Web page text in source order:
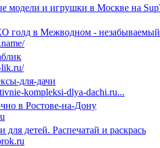
модели и игрушки в Москве на
голд в Межводном -
для-дачи
kompleksi-dlya-dachi.ru...
в Ростове-на-Дону
для детей. Распечатай и раскрась